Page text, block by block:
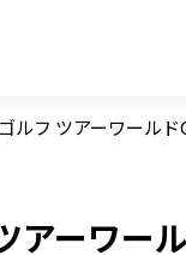
ルフ ツアーワール
アーワー